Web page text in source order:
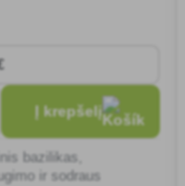
Į krepšelį
bazilikas,
ir sodraus